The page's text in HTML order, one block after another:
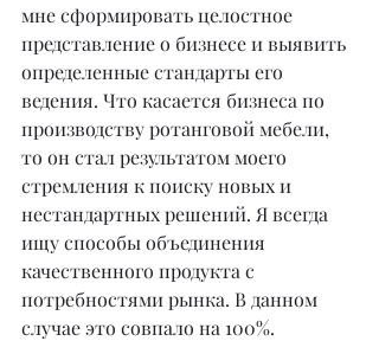
мне сформировать целостное
представление о бизнесе и выявить
определенные стандарты его
ведения. Что касается бизнеса по
производству ротанговой мебели,
то он стал результатом моего
стремления к поиску новых и
нестандартных решений. Я всегда
ищу способы объединения
качественного продукта с
потребностями рынка. В данном
случае это совпало на 100%.